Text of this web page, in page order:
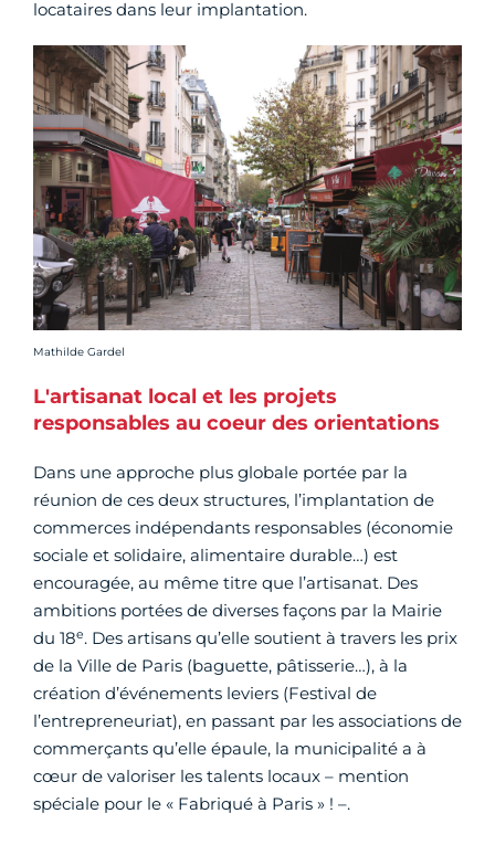
locataires dans leur implantation.
Crédit photo :
Mathilde Gardel
L'artisanat local et les projets
responsables au coeur des orientations
Dans une approche plus globale portée par la
réunion de ces deux structures, l’implantation de
commerces indépendants responsables (économie
sociale et solidaire, alimentaire durable…) est
encouragée, au même titre que l’artisanat. Des
ambitions portées de diverses façons par la Mairie
du 18e. Des artisans qu’elle soutient à travers les prix
de la Ville de Paris (baguette, pâtisserie…), à la
création d’événements leviers (Festival de
l’entrepreneuriat), en passant par les associations de
commerçants qu’elle épaule, la municipalité a à
cœur de valoriser les talents locaux – mention
spéciale pour le « Fabriqué à Paris » ! –.